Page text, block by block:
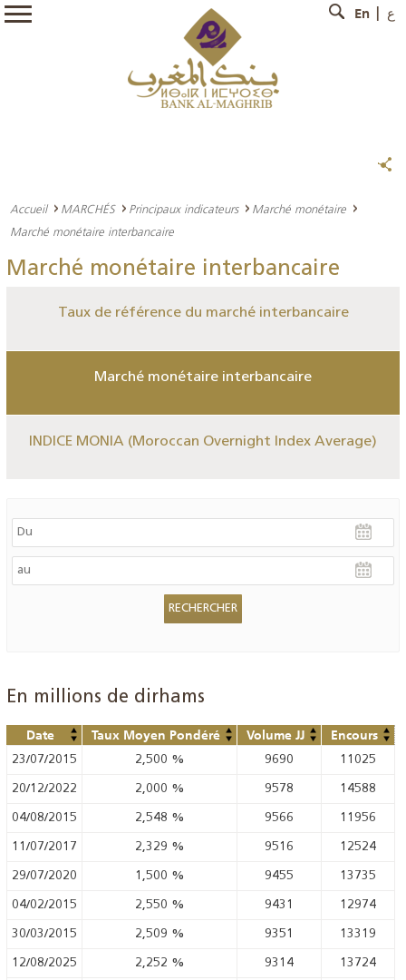
En ع
Accueil MARCHÉS Principaux indicateurs
Marché monétaire
Marché monétaire interbancaire
Marché monétaire interbancaire
Taux de référence du marché interbancaire
Marché monétaire interbancaire
INDICE MONIA (Moroccan Overnight Index Average)
En millions de dirhams
Date Taux Moyen Pondéré Volume JJ Encours
23/07/2015 2,500 % 9690 11025
20/12/2022 2,000 % 9578 14588
04/08/2015 2,548 % 9566 11956
11/07/2017 2,329 % 9516 12524
29/07/2020 1,500 % 9455 13735
04/02/2015 2,550 % 9431 12974
30/03/2015 2,509 % 9351 13319
12/08/2025 2,252 % 9314 13724